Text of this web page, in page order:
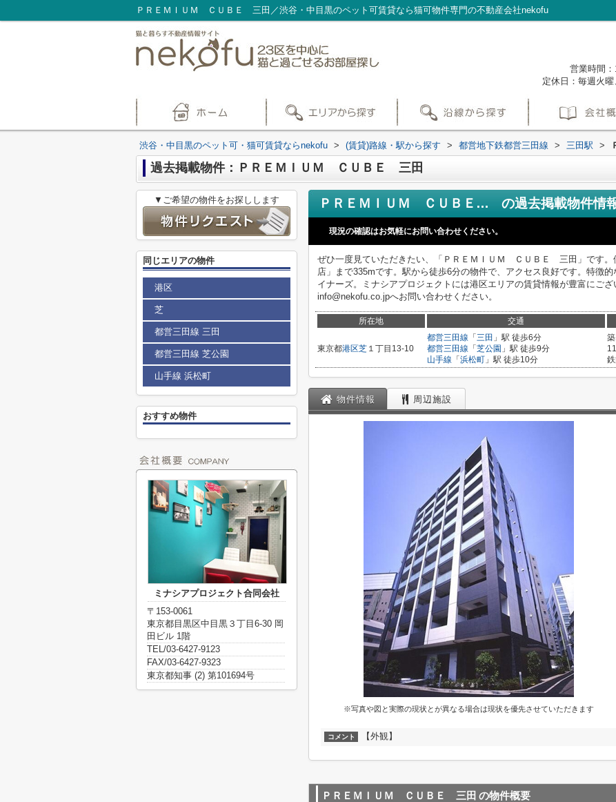
ＰＲＥＭＩＵＭ ＣＵＢＥ 三田／渋谷・中目黒のペット可賃貸なら猫可物件専門の不動産会社nekofu
営業時間
定休日：毎週火
渋谷・中目黒のペット可・猫可賃貸ならnekofu > (賃貸)路線・駅から探す > 都営地下鉄都営三田線 > 三田駅 >
過去掲載物件：ＰＲＥＭＩＵＭ ＣＵＢＥ 三田
ＰＲＥＭＩＵＭ ＣＵＢＥ 三田 の過去掲載物件情
現況の確認はお気軽にお問い合わせください。
ぜひ一度見ていただきたい、「ＰＲＥＭＩＵＭ ＣＵＢＥ 三田」です。
店」まで335mです。駅から徒歩6分の物件で、アクセス良好です。特徴
イナーズ。ミナシアプロジェクトには港区エリアの賃貸情報が豊富にご
info@nekofu.co.jpへお問い合わせください。
所在地 交通
東京都港区芝 １丁目13-10
都営三田線 「 三田 」駅 徒歩6分
都営三田線 「 芝公園 」駅 徒歩9分
山手線 「 浜松町 」駅 徒歩10分
物件情報 周辺施設
※写真や図と実際の現状とが異なる場合は現状を優先させていただきます
コメント 【外観】
ＰＲＥＭＩＵＭ ＣＵＢＥ 三田 の物件概要
▼ご希望の物件をお探しします
同じエリアの物件
港区
芝
都営三田線 三田
都営三田線 芝公園
山手線 浜松町
おすすめ物件
ミナシアプロジェクト合同会社
〒153-0061
東京都目黒区中目黒３丁目6-30 岡
田ビル 1階
TEL/03-6427-9123
FAX/03-6427-9323
東京都知事 (2) 第101694号